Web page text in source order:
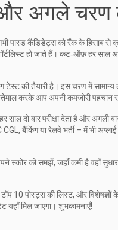
अगले चरण
सभी पास्ड कैंडिडेट्स को रैंक के
हो जाते हैं। कट‑ऑफ़ हर
की तैयारी है। इस चरण में सामान्य
करके आप अपनी कमजोरी पहचान
दो बार परीक्षा देता है और अगली
CGL, बैंकिंग या रेलवे भर्ती – में भी
स्कोर को समझें, जहाँ कमी है वहाँ
10 पोस्ट्स की लिस्ट, और
मिल जाएगा। शुभकामनाएँ!